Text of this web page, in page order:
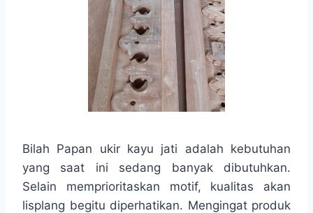
Bilah Papan ukir kayu jati adalah kebutuhan
yang saat ini sedang banyak dibutuhkan.
Selain memprioritaskan motif, kualitas akan
lisplang begitu diperhatikan. Mengingat produk